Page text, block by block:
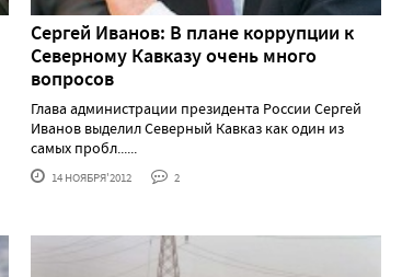
Сергей Иванов: В плане коррупции к
Северному Кавказу очень много
вопросов
Глава администрации президента России Сергей
Иванов выделил Северный Кавказ как один из
самых пробл......
14 НОЯБРЯ'2012 2